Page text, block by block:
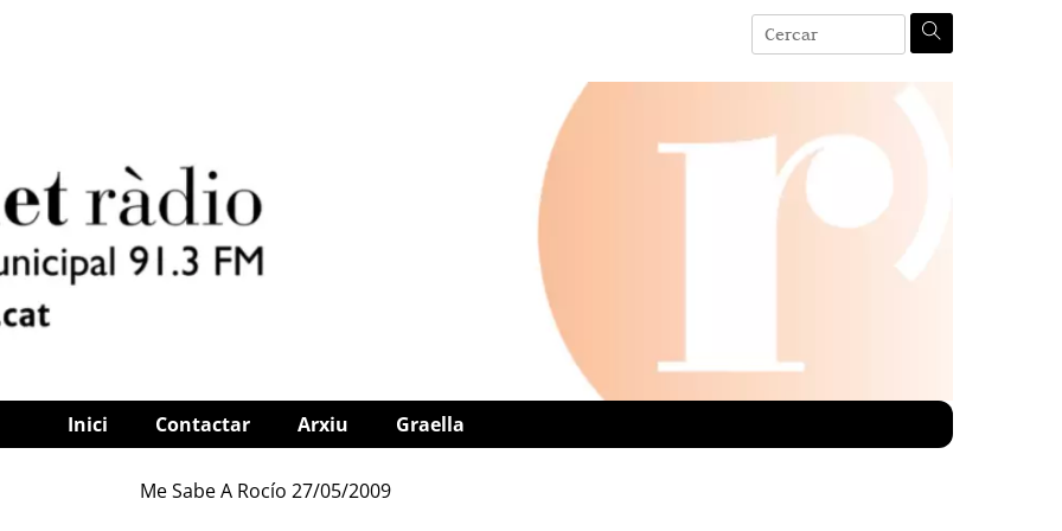
Inici Contactar Arxiu Graella
Me Sabe A Rocío 27/05/2009